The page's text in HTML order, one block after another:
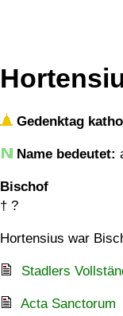
Gedenktag
Name bedeutet:
Bischof
† ?
Hortensius war
Stadlers
Acta Sanctorum